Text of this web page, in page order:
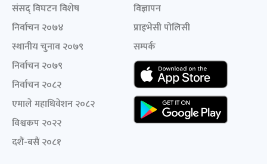
संसद् विघटन विशेष
निर्वाचन २०७४
स्थानीय चुनाव २०७९
निर्वाचन २०७९
निर्वाचन २०८२
एमाले महाधिवेशन २०८२
विश्वकप २०२२
दशैं-बसैं २०८१
विज्ञापन
प्राइभेसी पोलिसी
सम्पर्क